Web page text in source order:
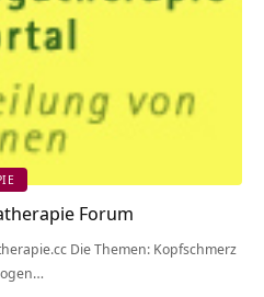
Forum
Die Themen: Kopfschmerz